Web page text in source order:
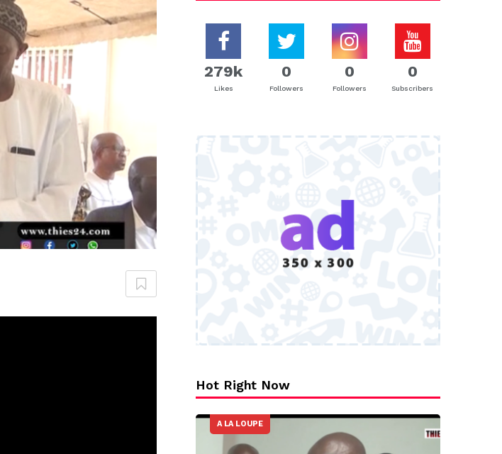
279k
Likes
0
Followers
0
Followers
0
Subscribers
Hot Right Now
A LA LOUPE